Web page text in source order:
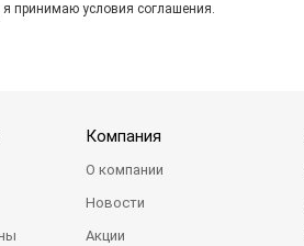
принимаю условия соглашения.
Компания
О компании
Новости
Акции